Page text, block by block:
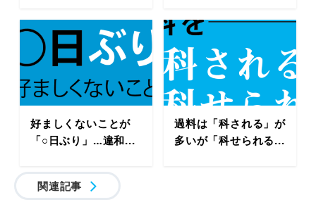
好ましくないことが
「○日ぶり」…違和...
過料は「科される」が
多いが「科せられる...
関連記事